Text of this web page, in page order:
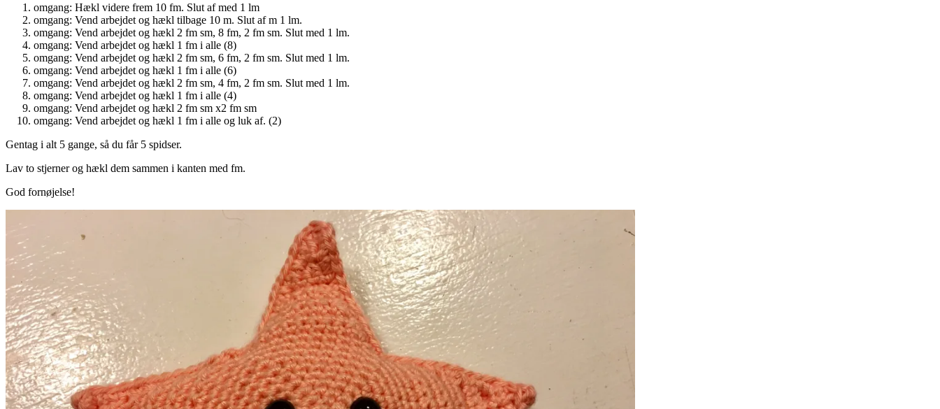
omgang: Hækl videre frem 10 fm. Slut af med 1 lm
omgang: Vend arbejdet og hækl tilbage 10 m. Slut af m 1 lm.
omgang: Vend arbejdet og hækl 2 fm sm, 8 fm, 2 fm sm. Slut med 1 lm.
omgang: Vend arbejdet og hækl 1 fm i alle (8)
omgang: Vend arbejdet og hækl 2 fm sm, 6 fm, 2 fm sm. Slut med 1 lm.
omgang: Vend arbejdet og hækl 1 fm i alle (6)
omgang: Vend arbejdet og hækl 2 fm sm, 4 fm, 2 fm sm. Slut med 1 lm.
omgang: Vend arbejdet og hækl 1 fm i alle (4)
omgang: Vend arbejdet og hækl 2 fm sm x2 fm sm
omgang: Vend arbejdet og hækl 1 fm i alle og luk af. (2)
Gentag i alt 5 gange, så du får 5 spidser.
Lav to stjerner og hækl dem sammen i kanten med fm.
God fornøjelse!